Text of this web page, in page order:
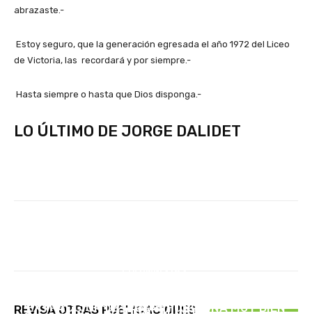
abrazaste.-
Estoy seguro, que la generación egresada el año 1972 del Liceo
de Victoria, las recordará y por siempre.-
Hasta siempre o hasta que Dios disponga.-
LO ÚLTIMO DE JORGE DALIDET
REVISA OTRAS PUBLICACIONES
TODO EL MUNDO
EXTRACCION DE RAMAS FUNCIONA MUY BIEN
Distrito T-3 de Lions International : León Mario
Grandón, Asesor de Comunicaciones Distrito T